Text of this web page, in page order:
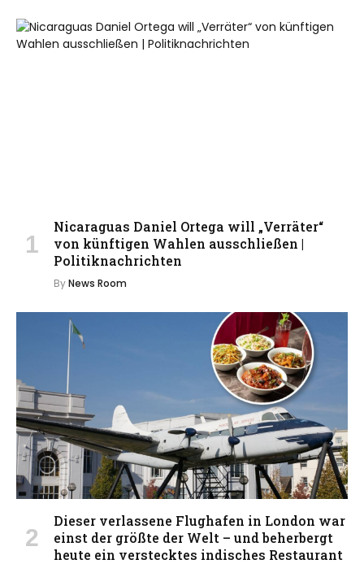
Nicaraguas Daniel Ortega will „Verräter“
von künftigen Wahlen ausschließen |
Politiknachrichten
ByNews Room
Dieser verlassene Flughafen in London war
einst der größte der Welt – und beherbergt
heute ein verstecktes indisches Restaurant